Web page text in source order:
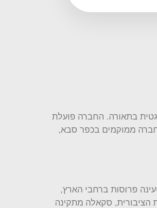
בתאורה. החברה פועלת
ממוקמים בכפר סבא,
הציבורית שהיא מפעילה, הנמנית עם הגדולות בישראל. הרשת כוללת כ-600 נקודות טעינה פרוסות ברחבי הארץ,
הציבורית, סקאלה מתקינה